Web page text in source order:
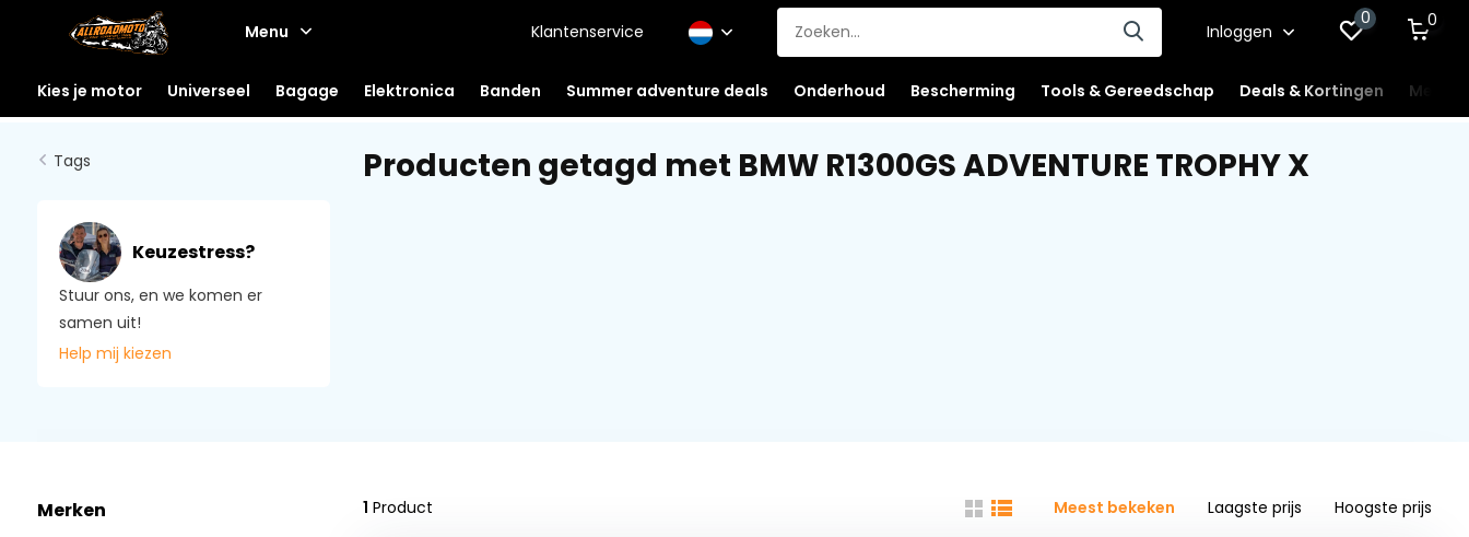
Menu Klantenservice Inloggen
0 0
Kies je motor Universeel Bagage Elektronica Banden Summer adventure deals Onderhoud Bescherming Tools & Gereedschap Deals & Kortingen
Tags
Keuzestress?
Stuur ons, en we komen er
samen uit!
Help mij kiezen
Producten getagd met BMW R1300GS ADVENTURE TROPHY X
Merken 1 Product Meest bekeken Laagste prijs Hoogste prijs